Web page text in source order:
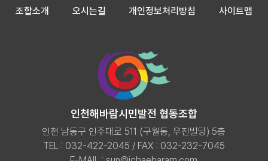
조합소개 오시는길 개인정보처리방침 사이트맵
인천해바람시민발전 협동조합
인천 남동구 인주대로 511 (구월동, 우진빌딩) 5층
TEL : 032-422-2045 / FAX : 032-232-7045